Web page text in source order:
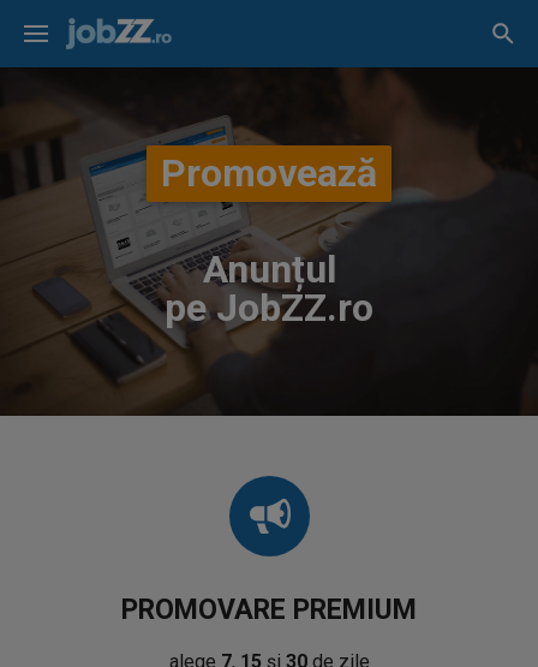
Promovează
Anunțul
pe JobZZ.ro
PROMOVARE PREMIUM
alege 7, 15 și 30de zile